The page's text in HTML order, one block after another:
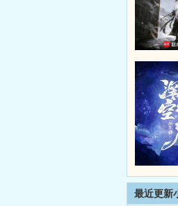
最近更新